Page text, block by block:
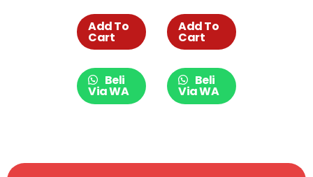
Portable Anti
Air 018-35
Add To
Cart
Beli
Via WA
Manual
Portable
018-33
Add To
Cart
Beli
Via WA